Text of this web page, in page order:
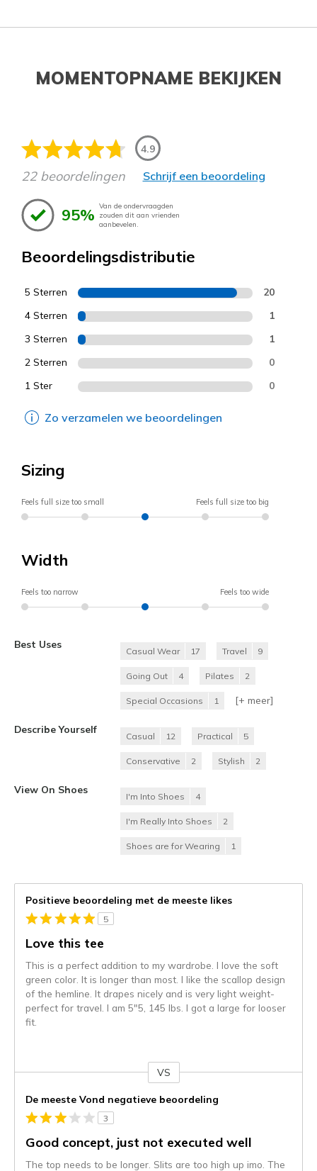
MOMENTOPNAME BEKIJKEN
4.9
22 beoordelingen Schrijf een beoordeling
95% Van de ondervraagden
zouden dit aan vrienden
aanbevelen.
Beoordelingsdistributie
5 Sterren 20
4 Sterren 1
3 Sterren 1
2 Sterren 0
1 Ster 0
Zo verzamelen we beoordelingen
Sizing
Feels full size too small Feels full size too big
Width
Feels too narrow Feels too wide
Best Uses
Casual Wear 17 Travel 9
Going Out 4 Pilates 2
Special Occasions 1 [+ meer]
Describe Yourself
Casual 12 Practical 5
Conservative 2 Stylish 2
View On Shoes
I'm Into Shoes 4
I'm Really Into Shoes 2
Shoes are for Wearing 1
Positieve beoordeling met de meeste likes
5
Love this tee
This is a perfect addition to my wardrobe. I love the soft
green color. It is longer than most. I like the scallop design
of the hemline. It drapes nicely and is very light weight-
perfect for travel. I am 5"5, 145 lbs. I got a large for looser
fit.
content
wordt
momenteel
gemigreerd
VS
De meeste Vond negatieve beoordeling
3
Good concept, just not executed well
The top needs to be longer. Slits are too high up imo. The